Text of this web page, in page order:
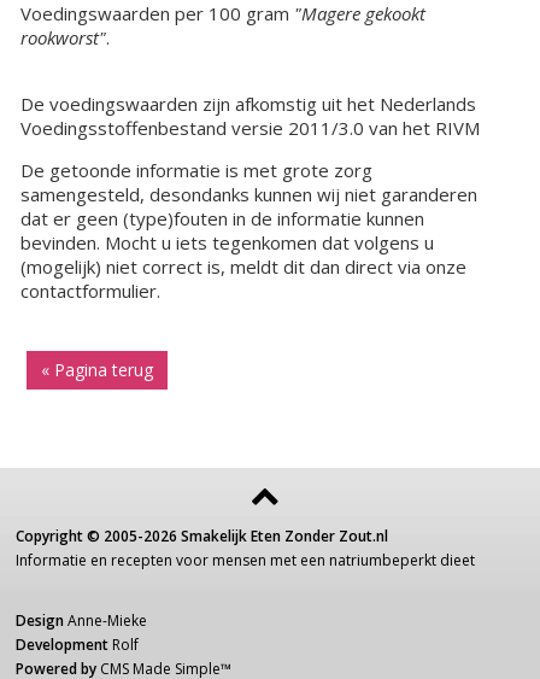
Voedingswaarden per 100 gram "Magere gekookt
rookworst".
De voedingswaarden zijn afkomstig uit het Nederlands
Voedingsstoffenbestand versie 2011/3.0 van het RIVM
De getoonde informatie is met grote zorg
samengesteld, desondanks kunnen wij niet garanderen
dat er geen (type)fouten in de informatie kunnen
bevinden. Mocht u iets tegenkomen dat volgens u
(mogelijk) niet correct is, meldt dit dan direct via onze
contactformulier.
« Pagina terug
Copyright © 2005-2026 Smakelijk Eten Zonder Zout.nl
Informatie en recepten voor mensen met een natriumbeperkt dieet
Design Anne-Mieke
Development Rolf
Powered by CMS Made Simple™